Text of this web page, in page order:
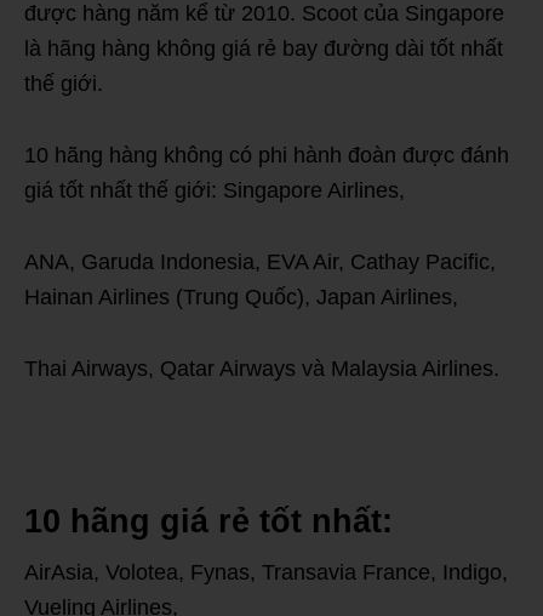
được hàng năm kể từ 2010. Scoot của Singapore
là hãng hàng không giá rẻ bay đường dài tốt nhất
thế giới.
10 hãng hàng không có phi hành đoàn được đánh
giá tốt nhất thế giới: Singapore Airlines,
ANA, Garuda Indonesia, EVA Air, Cathay Pacific,
Hainan Airlines (Trung Quốc), Japan Airlines,
Thai Airways, Qatar Airways và Malaysia Airlines.
10 hãng giá rẻ tốt nhất:
AirAsia, Volotea, Fynas, Transavia France, Indigo,
Vueling Airlines,